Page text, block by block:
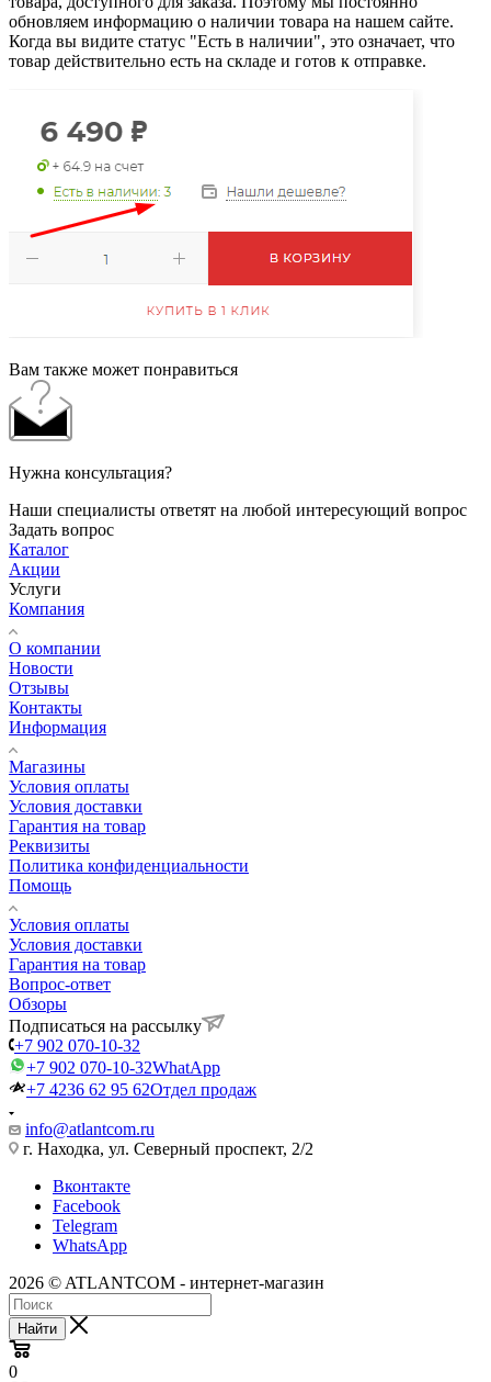
обновляем информацию о наличии товара на нашем сайте.
Когда вы видите статус "Есть в наличии", это означает, что
товар действительно есть на складе и готов к отправке.
Вам также может понравиться
Нужна консультация?
Наши специалисты ответят на любой интересующий вопрос
Задать вопрос
Каталог
Акции
Услуги
Компания
О компании
Новости
Отзывы
Контакты
Информация
Магазины
Условия оплаты
Условия доставки
Гарантия на товар
Реквизиты
Политика конфиденциальности
Помощь
Условия оплаты
Условия доставки
Гарантия на товар
Вопрос-ответ
Обзоры
Подписаться на рассылку
+7 902 070-10-32
+7 902 070-10-32WhatApp
+7 4236 62 95 62Отдел продаж
info@atlantcom.ru
г. Находка, ул. Северный проспект, 2/2
Вконтакте
Facebook
Telegram
WhatsApp
2026 © ATLANTCOM - интернет-магазин
Найти
0